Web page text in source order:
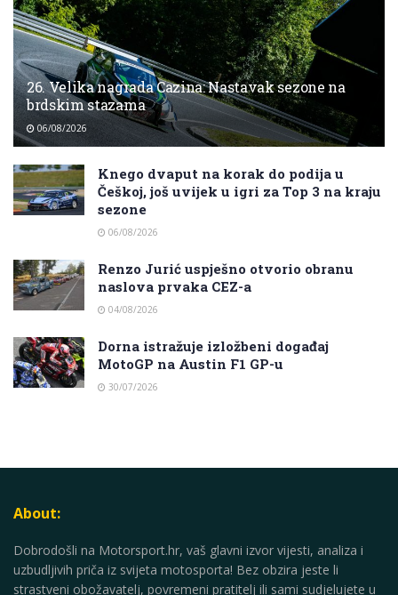
26. Velika nagrada Cazina: Nastavak sezone na
brdskim stazama
06/08/2026
Knego dvaput na korak do podija u
Češkoj, još uvijek u igri za Top 3 na kraju
sezone
06/08/2026
Renzo Jurić uspješno otvorio obranu
naslova prvaka CEZ-a
04/08/2026
Dorna istražuje izložbeni događaj
MotoGP na Austin F1 GP-u
30/07/2026
About:
Dobrodošli na Motorsport.hr, vaš glavni izvor vijesti, analiza i
uzbudljivih priča iz svijeta motosporta! Bez obzira jeste li
strastveni obožavatelj, povremeni pratitelj ili sami sudjelujete u